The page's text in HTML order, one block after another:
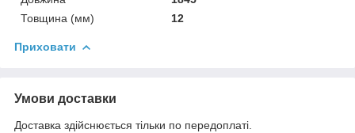
Товщина (мм)
12
Приховати
Умови доставки
Доставка здійснюється тільки по передоплаті.